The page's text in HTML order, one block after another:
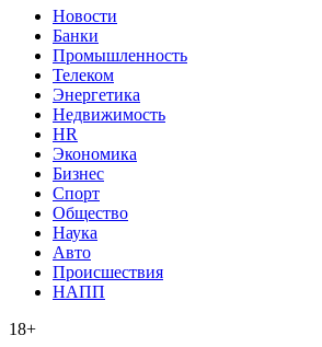
Новости
Банки
Промышленность
Телеком
Энергетика
Недвижимость
HR
Экономика
Бизнес
Спорт
Общество
Наука
Авто
Происшествия
НАПП
18+